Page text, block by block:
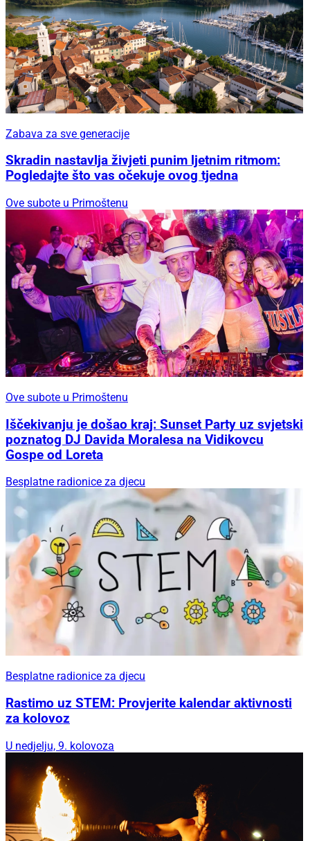
Zabava za sve generacije
Skradin nastavlja živjeti punim ljetnim ritmom:
Pogledajte što vas očekuje ovog tjedna
Ove subote u Primoštenu
Ove subote u Primoštenu
Iščekivanju je došao kraj: Sunset Party uz svjetski
poznatog DJ Davida Moralesa na Vidikovcu
Gospe od Loreta
Besplatne radionice za djecu
Besplatne radionice za djecu
Rastimo uz STEM: Provjerite kalendar aktivnosti
za kolovoz
U nedjelju, 9. kolovoza